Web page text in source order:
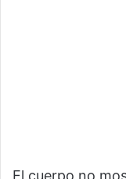
El cuerpo no